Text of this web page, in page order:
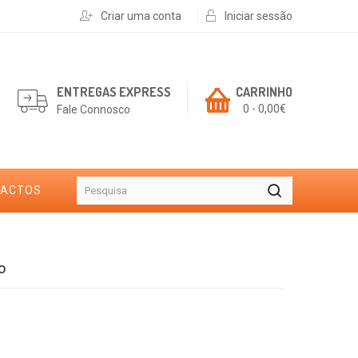
Criar uma conta Iniciar sessão
CARRINHO
0 - 0,00€
ENTREGAS EXPRESS
Fale Connosco